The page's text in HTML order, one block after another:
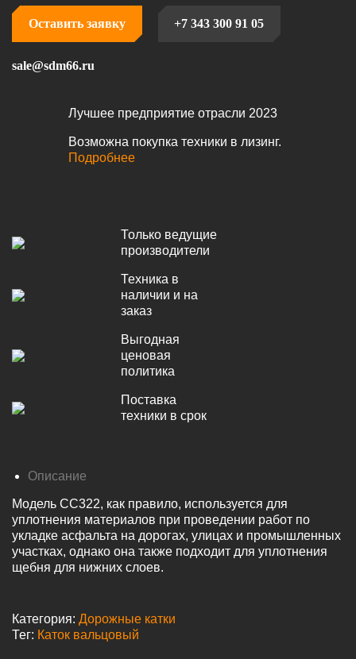
Оставить заявку +7 343 300 91 05
sale@sdm66.ru
Лучшее предприятие отрасли 2023
Возможна покупка техники в лизинг.
Подробнее
Только ведущие
производители
Техника в
наличии и на
заказ
Выгодная
ценовая
политика
Поставка
техники в срок
Описание
Модель CC322, как правило, используется для
уплотнения материалов при проведении работ по
укладке асфальта на дорогах, улицах и промышленных
участках, однако она также подходит для уплотнения
щебня для нижних слоев.
Категория: Дорожные катки
Тег: Каток вальцовый